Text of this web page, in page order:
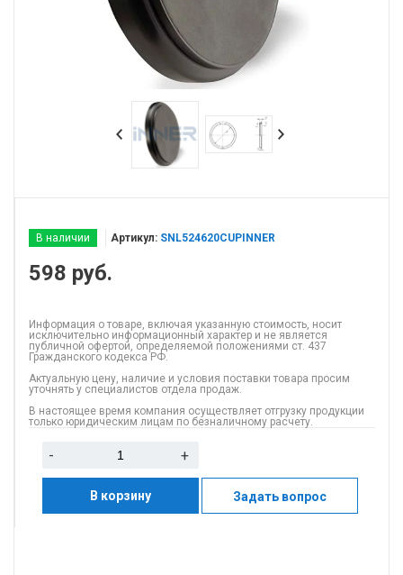
В наличии Артикул: SNL524620CUPINNER
598 руб.
Информация о товаре, включая указанную стоимость, носит
исключительно информационный характер и не является
публичной офертой, определяемой положениями ст. 437
Гражданского кодекса РФ.
Актуальную цену, наличие и условия поставки товара просим
уточнять у специалистов отдела продаж.
В настоящее время компания осуществляет отгрузку продукции
только юридическим лицам по безналичному расчету.
- +
В корзину Задать вопрос